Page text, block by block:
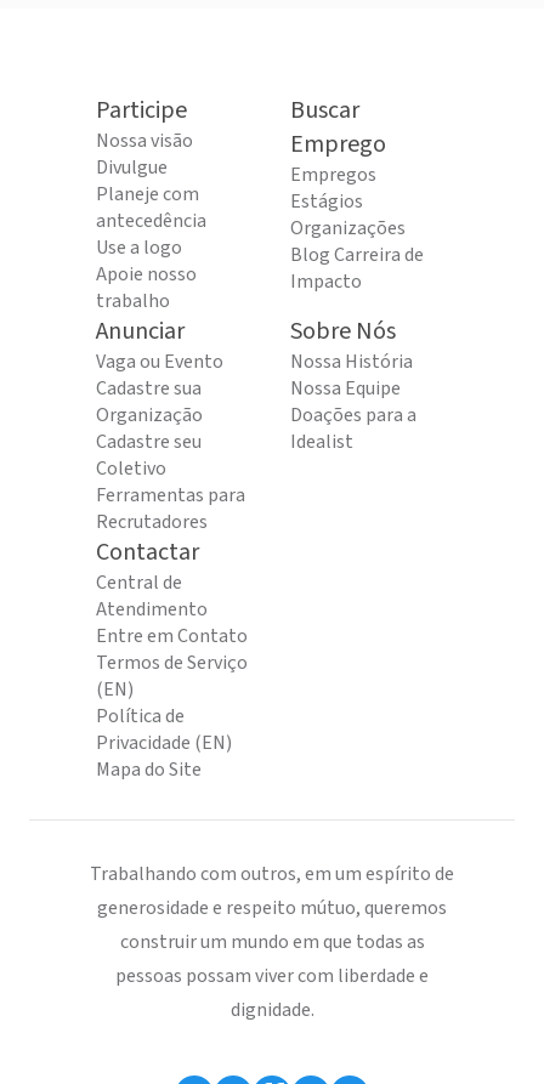
Participe
Nossa visão
Divulgue
Planeje com
antecedência
Use a logo
Apoie nosso
trabalho
Buscar
Emprego
Empregos
Estágios
Organizações
Blog Carreira de
Impacto
Anunciar
Vaga ou Evento
Cadastre sua
Organização
Cadastre seu
Coletivo
Ferramentas para
Recrutadores
Sobre Nós
Nossa História
Nossa Equipe
Doações para a
Idealist
Contactar
Central de
Atendimento
Entre em Contato
Termos de Serviço
(EN)
Política de
Privacidade (EN)
Mapa do Site
Trabalhando com outros, em um espírito de
generosidade e respeito mútuo, queremos
construir um mundo em que todas as
pessoas possam viver com liberdade e
dignidade.